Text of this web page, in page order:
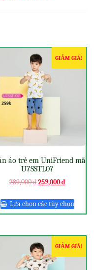
GIẢM GIÁ!
áo trẻ em UniFriend mã
U7SSTL07
289,000₫259,000₫
Lựa chọn các tùy chọn
GIẢM GIÁ!